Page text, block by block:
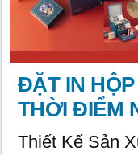
ĐẶT IN
THỜI ĐIỂM
Thiết Kế Sản